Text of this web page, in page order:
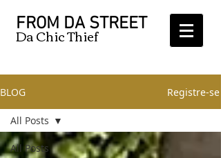
FROM DA STREET
Da Chic Thief
BLOG Registre-se
All Posts
All Posts